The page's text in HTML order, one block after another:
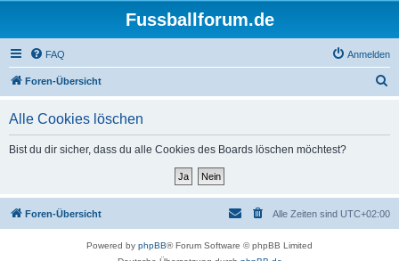
Fussballforum.de
FAQ Anmelden
Foren-Übersicht
Alle Cookies löschen
Bist du dir sicher, dass du alle Cookies des Boards löschen möchtest?
Foren-Übersicht Alle Zeiten sind UTC+02:00
Powered by phpBB® Forum Software © phpBB Limited